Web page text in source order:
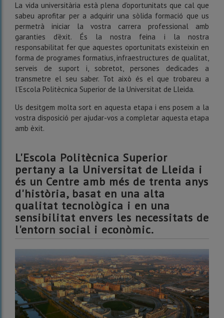
La vida universitària està plena d’oportunitats que cal que
sabeu aprofitar per a adquirir una sòlida formació que us
permetrà iniciar la vostra carrera professional amb
garanties d’èxit. És la nostra feina i la nostra
responsabilitat fer que aquestes oportunitats existeixin en
forma de programes formatius, infraestructures de qualitat,
serveis de suport i, sobretot, persones dedicades a
transmetre el seu saber. Tot això és el que trobareu a
l’Escola Politècnica Superior de la Universitat de Lleida.
Us desitgem molta sort en aquesta etapa i ens posem a la
vostra disposició per ajudar-vos a completar aquesta etapa
amb èxit.
L'Escola Politècnica Superior
pertany a la Universitat de Lleida i
és un Centre amb més de trenta anys
d'història, basat en una alta
qualitat tecnològica i en una
sensibilitat envers les necessitats de
l'entorn social i econòmic.